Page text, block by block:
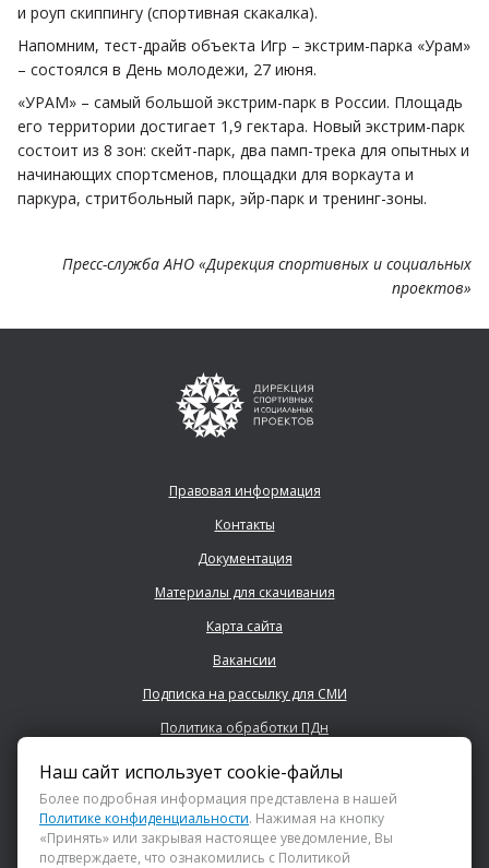
и роуп скиппингу (спортивная скакалка).
Напомним, тест-драйв объекта Игр – экстрим-парка «Урам»
– состоялся в День молодежи, 27 июня.
«УРАМ» – самый большой экстрим-парк в России. Площадь
его территории достигает 1,9 гектара. Новый экстрим-парк
состоит из 8 зон: скейт-парк, два памп-трека для опытных и
начинающих спортсменов, площадки для воркаута и
паркура, стритбольный парк, эйр-парк и тренинг-зоны.
Пресс-служба АНО «Дирекция спортивных и социальных
проектов»
Правовая информация
Контакты
Документация
Материалы для скачивания
Карта сайта
Вакансии
Подписка на рассылку для СМИ
Политика обработки ПДн
+7 (843) 222 0700
info@dsspkazan.ru
Наш сайт использует cookie-файлы
Более подробная информация представлена в нашей
Политике конфиденциальности. Нажимая на кнопку
«Принять» или закрывая настоящее уведомление, Вы
подтверждаете, что ознакомились с Политикой